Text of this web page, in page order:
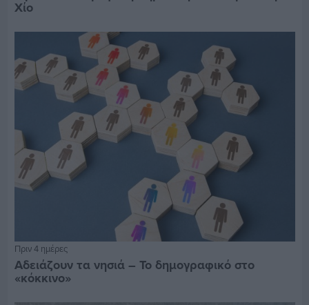
Χίο
Πριν 4 ημέρες
Αδειάζουν τα νησιά – Το δημογραφικό στο
«κόκκινο»